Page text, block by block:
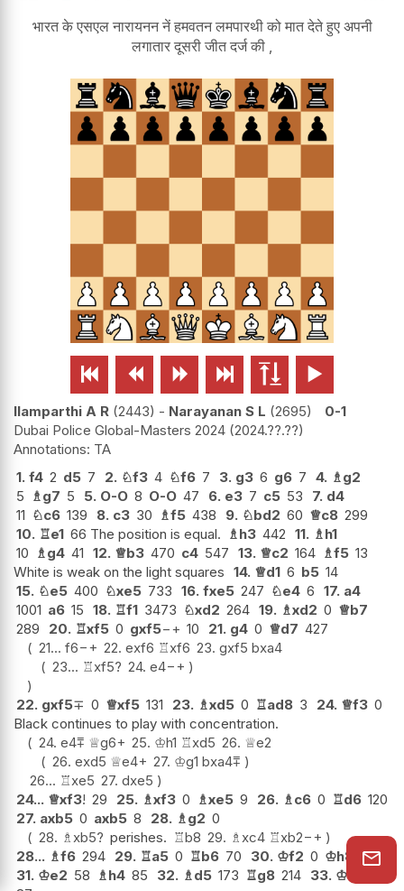
भारत के एसएल नारायनन नें हमवतन लमपारथी को मात देते हुए अपनी
लगातार दूसरी जीत दर्ज की ,
     
Ilamparthi A R 2443 - Narayanan S L 2695
0-1
Dubai Police Global-Masters 2024 2024.??.??
TA
1. f4 2 d5 7 2. ♘f3 4 ♘f6 7 3. g3 6 g6 7 4. ♗g2
5 ♗g7 5 5. O-O 8 O-O 47 6. e3 7 c5 53 7. d4
11 ♘c6 139 8. c3 30 ♗f5 438 9. ♘bd2 60 ♕c8 299
10. ♖e1 66 The position is equal. ♗h3 442 11. ♗h1
10 ♗g4 41 12. ♕b3 470 c4 547 13. ♕c2 164 ♗f5 13
White is weak on the light squares 14. ♕d1 6 b5 14
15. ♘e5 400 ♘xe5 733 16. fxe5 247 ♘e4 6 17. a4
1001 a6 15 18. ♖f1 3473 ♘xd2 264 19. ♗xd2 0 ♕b7
289
20. ♖xf5 0 gxf5−+ 10 21. g4 0 ♕d7 427
21... f6−+ 22. exf6 ♖xf6 23. gxf5 bxa4
23... ♖xf5? 24. e4−+
22. gxf5∓ 0 ♕xf5 131 23. ♗xd5 0 ♖ad8 3 24. ♕f3 0
Black continues to play with concentration.
24. e4⩱ ♕g6+ 25. ♔h1 ♖xd5 26. ♕e2
26. exd5 ♕e4+ 27. ♔g1 bxa4⩱
26... ♖xe5 27. dxe5
24... ♕xf3! 29 25. ♗xf3 0 ♗xe5 9 26. ♗c6 0 ♖d6 120
27. axb5 0 axb5 8 28. ♗g2 0
28. ♗xb5? perishes. ♖b8 29. ♗xc4 ♖xb2−+
28... ♗f6 294 29. ♖a5 0 ♖b6 70 30. ♔f2 0 ♔h8
66
31. ♔e2 58 ♗h4 85 32. ♗d5 173 ♖g8 214 33. ♔d1